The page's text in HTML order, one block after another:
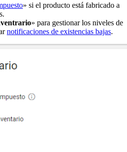
» si el producto está fabricado a
» para gestionar los niveles de
notificaciones de existencias bajas.